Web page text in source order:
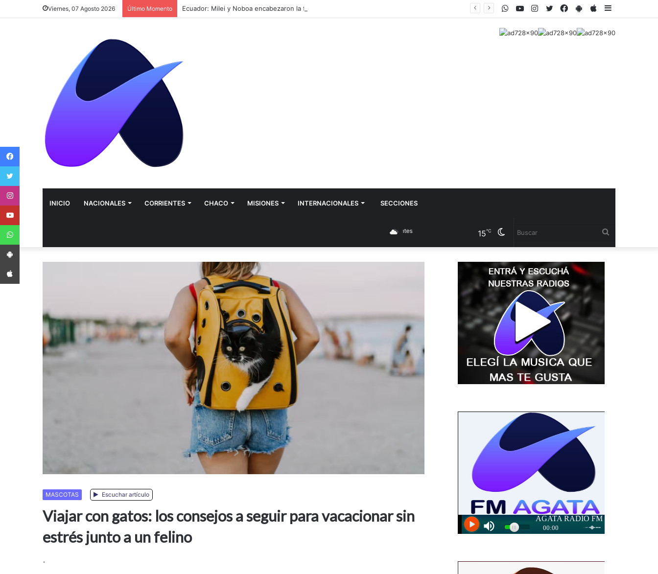
Viernes, 07 Agosto 2026 Último Momento Ecuador: Milei y Noboa encabezaron la firma de acuerdos bilaterales AppStore
PlayStore
Facebook
Twitter
Instagram
Youtube
WhatsApp
INICIO NACIONALES CORRIENTES CHACO MISIONES INTERNACIONALES SECCIONES
Cambiar
modo
Corrientes15℃
MASCOTAS Escuchar artículo
Viajar con gatos: los consejos a seguir para vacacionar sin
estrés junto a un felino
.
Facebook